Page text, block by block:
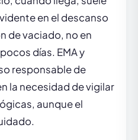
en el descanso
de vaciado, no en
días. EMA y
responsable de
la necesidad de vigilar
aunque el